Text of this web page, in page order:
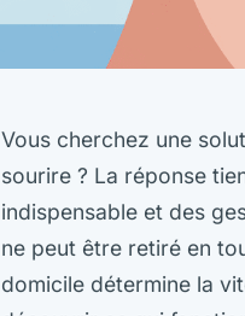
Vous cherchez une
sourire ? La réponse
indispensable et des
ne peut être retiré en
domicile détermine la